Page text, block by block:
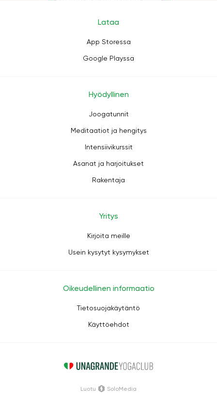
Lataa
App Storessa
Google Playssa
Hyödyllinen
Joogatunnit
Meditaatiot ja hengitys
Intensiivikurssit
Asanat ja harjoitukset
Rakentaja
Yritys
Kirjoita meille
Usein kysytyt kysymykset
Oikeudellinen informaatio
Tietosuojakäytäntö
Käyttöehdot
Luotu SoloMedia